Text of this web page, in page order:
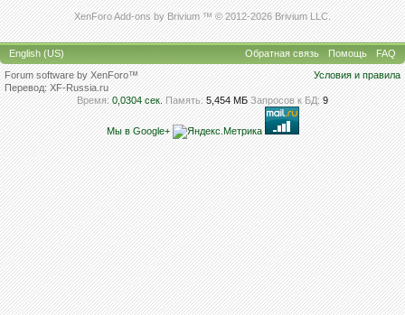
XenForo Add-ons by Brivium ™ © 2012-2026 Brivium LLC.
English (US) Обратная связь Помощь
FAQ
Условия и правила
Forum software by XenForo™
Перевод:XF-Russia.ru
Время: 0,0304 сек. Память: 5,454 МБ Запросов к БД: 9
Мы в Google+